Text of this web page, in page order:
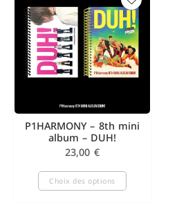
P1HARMONY – 8th mini
album – DUH!
23,00 €
Choix des options